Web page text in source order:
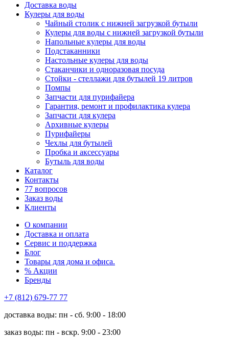
Доставка воды
Кулеры для воды
Чайный столик с нижней загрузкой бутыли
Кулеры для воды с нижней загрузкой бутыли
Напольные кулеры для воды
Подстаканники
Настольные кулеры для воды
Стаканчики и одноразовая посуда
Стойки - стеллажи для бутылей 19 литров
Помпы
Запчасти для пурифайера
Гарантия, ремонт и профилактика кулера
Запчасти для кулера
Архивные кулеры
Пурифайеры
Чехлы для бутылей
Пробка и аксессуары
Бутыль для воды
Каталог
Контакты
77 вопросов
Заказ воды
Клиенты
О компании
Доставка и оплата
Сервис и поддержка
Блог
Товары для дома и офиса.
% Акции
Бренды
+7 (812) 679-77 77
доставка воды: пн - сб. 9:00 - 18:00
заказ воды: пн - вскр. 9:00 - 23:00